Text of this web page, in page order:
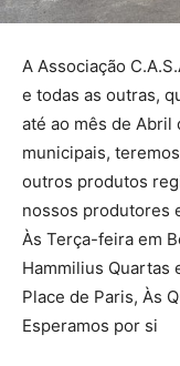
A Associação
e todas as outras,
até ao mês de Abril
municipais,
outros produtos
nossos produtores
Às Terça-feira em
Hammilius Quartas
Place de Paris, Às
Esperamos por si